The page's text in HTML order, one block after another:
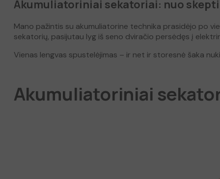
Akumuliatoriniai sekatoriai: nuo
Mano pažintis su akumuliatorine technika prasidėjo po
sekatorių, pasijutau lyg iš seno dviračio persėdęs į
Vienas lengvas spustelėjimas – ir net ir storesnė šaka
Akumuliatoriniai